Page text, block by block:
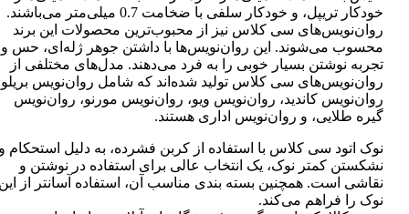
خودکار تریپل، و خودکار سلفی با ضخامت 0.7 میلی‌متر می‌باشند.
روان‌نویس‌های سی کلاس نیز از محبوب‌ترین محصولات این برند
محسوب می‌شوند. این روان‌نویس‌ها با داشتن جوهر ژله‌ای، حس و
تجربه نوشتن بسیار خوبی را به فرد می‌دهند. مدل‌های مختلفی از
روان‌نویس‌های سی کلاس تولید شده‌اند که شامل روان‌نویس
روان‌نویس کاندید، روان‌نویس ویو، روان‌نویس مورنو، روان‌نویس
گیره طلایی، و روان‌نویس اداری هستند.
نوک اتود سی کلاس با استفاده از کربن فشرده، به دلیل استحکام
نشکستن کمتر نوک، یک انتخاب عالی برای استفاده در نوشتن و
نقاشی است. همچنین بسته بندی مناسب آن، استفاده آسانتر از
نوک را فراهم می‌کند.